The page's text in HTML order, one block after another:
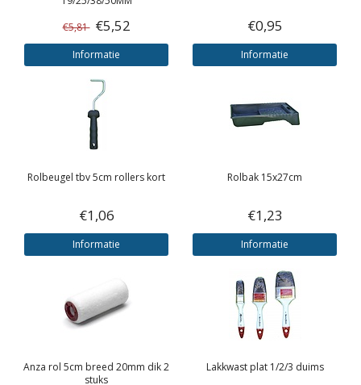
€5,81 €5,52
Informatie
€0,95
Informatie
Rolbeugel tbv 5cm rollers kort
€1,06
Informatie
Rolbak 15x27cm
€1,23
Informatie
Anza rol 5cm breed 20mm dik 2
stuks
Lakkwast plat 1/2/3 duims